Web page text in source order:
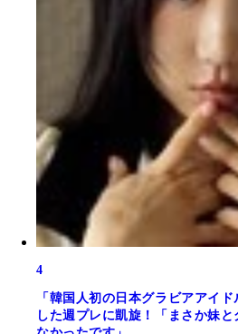
4
「韓国人初の日本グラビアアイ
した週プレに凱旋！「まさか妹